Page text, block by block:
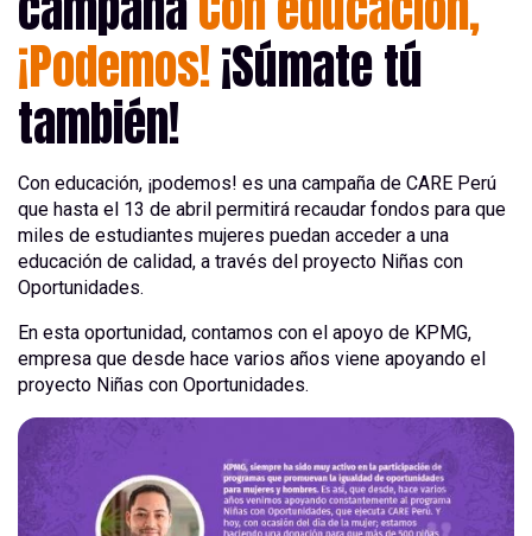
¡Podemos!¡Súmate tú
también!
Con educación, ¡podemos! es una campaña de CARE Perú
que hasta el 13 de abril permitirá recaudar fondos para que
miles de estudiantes mujeres puedan acceder a una
educación de calidad, a través del proyecto Niñas con
Oportunidades.
En esta oportunidad, contamos con el apoyo de KPMG,
empresa que desde hace varios años viene apoyando el
proyecto Niñas con Oportunidades.